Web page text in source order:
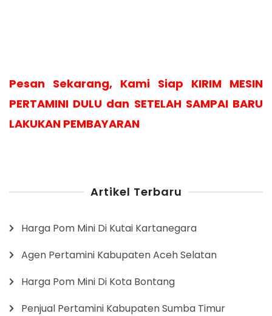
Pesan Sekarang, Kami Siap KIRIM MESIN
PERTAMINI DULU dan SETELAH SAMPAI BARU
LAKUKAN PEMBAYARAN
Artikel Terbaru
Harga Pom Mini Di Kutai Kartanegara
Agen Pertamini Kabupaten Aceh Selatan
Harga Pom Mini Di Kota Bontang
Penjual Pertamini Kabupaten Sumba Timur